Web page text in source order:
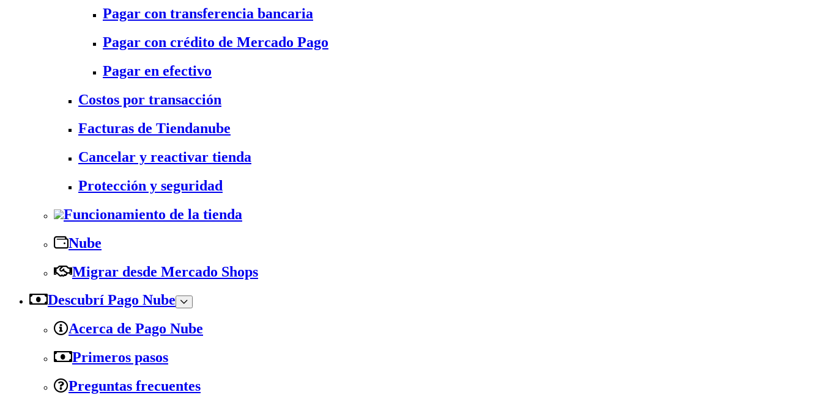
Pagar con transferencia bancaria
Pagar con crédito de Mercado Pago
Pagar en efectivo
Costos por transacción
Facturas de Tiendanube
Cancelar y reactivar tienda
Protección y seguridad
Funcionamiento de la tienda
Nube
Migrar desde Mercado Shops
Descubrí Pago Nube
Acerca de Pago Nube
Primeros pasos
Preguntas frecuentes